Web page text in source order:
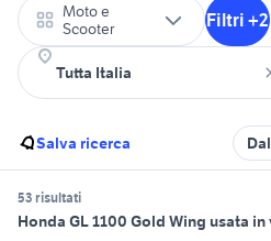
Moto e
Scooter
Filtri +2
Salva ricerca
53 risultati
Honda GL 1100 Gold Wing usata